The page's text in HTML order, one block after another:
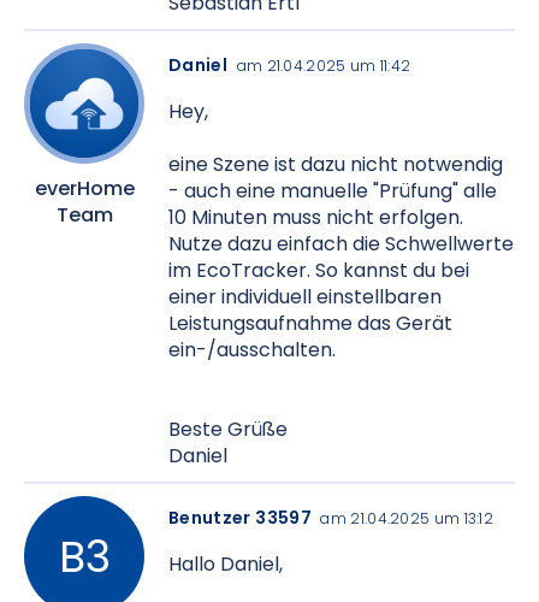
everHome
Team
Daniel am 21.04.2025 um 11:42
Hey,
eine Szene ist dazu nicht notwendig
- auch eine manuelle "Prüfung" alle
10 Minuten muss nicht erfolgen.
Nutze dazu einfach die Schwellwerte
im EcoTracker. So kannst du bei
einer individuell einstellbaren
Leistungsaufnahme das Gerät
ein-/ausschalten.
Beste Grüße
Daniel
Benutzer 33597 am 21.04.2025 um 13:12
Hallo Daniel,